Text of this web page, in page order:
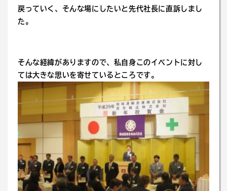
戻っていく、そんな場にしたいと先代社長に直訴しまし
た。
そんな経緯がありますので、私自身このイベントに対し
ては大きな思いを寄せているところです。